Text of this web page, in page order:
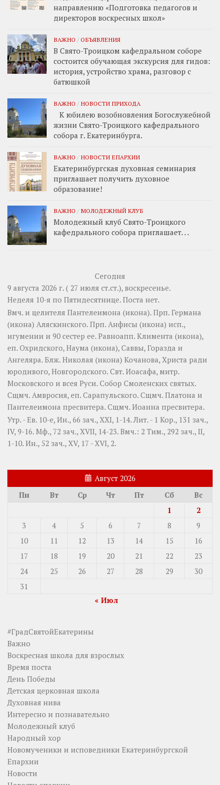
направлению «Подготовка педагогов и
директоров воскресных школ»
ВАЖНО / ОБЪЯВЛЕНИЯ
В Свято-Троицком кафедральном соборе
состоится обучающая экскурсия для гидов:
история, устройство храма, разговор с
батюшкой
ВАЖНО / НОВОСТИ ПРИХОДА
К юбилею возобновления Богослужебной
жизни Свято-Троицкого кафедрального
собора г. Екатеринбурга.
ВАЖНО / НОВОСТИ ЕПАРХИИ
Екатеринбургская духовная семинария
приглашает получить духовное
образование!
ВАЖНО / МОЛОДЕЖНЫЙ КЛУБ
Молодежный клуб Свято-Троицкого
кафедрального собора приглашает. . .
Сегодня
9 августа 2026 г. ( 27 июля ст.ст.), воскресенье.
Неделя 10-я по Пятидесятнице. Поста нет.
Вмч. и целителя Пантелеимона (икона). Прп. Германа
(икона) Аляскинского. Прп. Анфисы (икона) исп.,
игумении и 90 сестер ее. Равноапп. Климента (икона),
еп. Охридского, Наума (икона), Саввы, Горазда и
Ангеляра. Блж. Николая (икона) Кочанова, Христа ради
юродивого, Новгородского. Свт. Иоасафа, митр.
Московского и всея Руси. Собор Смоленских святых.
Сщмч. Амвросия, еп. Сарапульского. Сщмч. Платона и
Пантелеимона пресвитера. Сщмч. Иоанна пресвитера.
Утр. - Ев. 10-е, Ин., 66 зач., XXI, 1-14.Лит. - 1 Кор., 131 зач.,
IV, 9-16. Мф., 72 зач., XVII, 14-23. Вмч.: 2 Тим., 292 зач., II,
1-10. Ин., 52 зач., XV, 17 - XVI, 2.
Август 2026
Пн
Вт Ср Чт Пт Сб
Вс
1
2
3
4 5 6 7 8
9
10
11 12 13 14 15
16
17
18 19 20 21 22
23
24
25 26 27 28 29
30
31
« Июл
#ГрадСвятойЕкатерины
Важно
Воскресная школа для взрослых
Время поста
День Победы
Детская церковная школа
Духовная нива
Интересно и познавательно
Молодежный клуб
Народный хор
Новомученики и исповедники Екатеринбургской
Епархии
Новости